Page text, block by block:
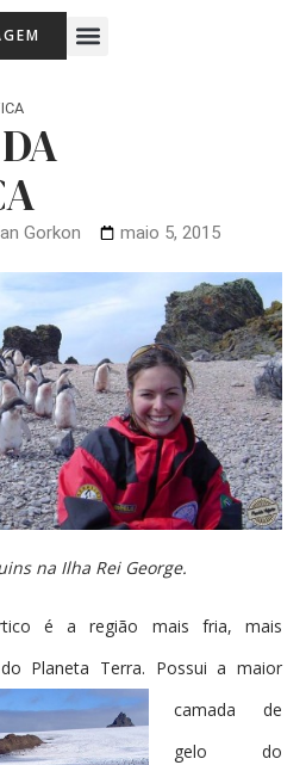
Menu
Gorkon
maio 5, 2015
na Ilha Rei George.
é a região mais fria, mais
Planeta Terra. Possui a maior
camada de
gelo do